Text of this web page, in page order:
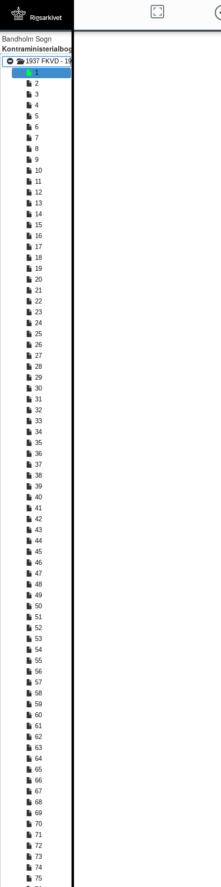
Bandholm Sogn
Kontraministerialbog
1937 FKVD - 1943 FKVD
1
2
3
4
5
6
7
8
9
10
11
12
13
14
15
16
17
18
19
20
21
22
23
24
25
26
27
28
29
30
31
32
33
34
35
36
37
38
39
40
41
42
43
44
45
46
47
48
49
50
51
52
53
54
55
56
57
58
59
60
61
62
63
64
65
66
67
68
69
70
71
72
73
74
75